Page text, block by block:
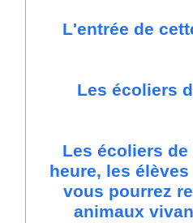
L'entrée de
Les écoliers
Les écoliers
heure, les
vous pourrez
animaux